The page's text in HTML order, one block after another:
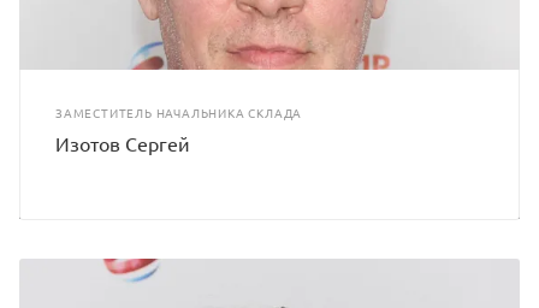
ЗАМЕСТИТЕЛЬ НАЧАЛЬНИКА СКЛАДА
Изотов Сергей